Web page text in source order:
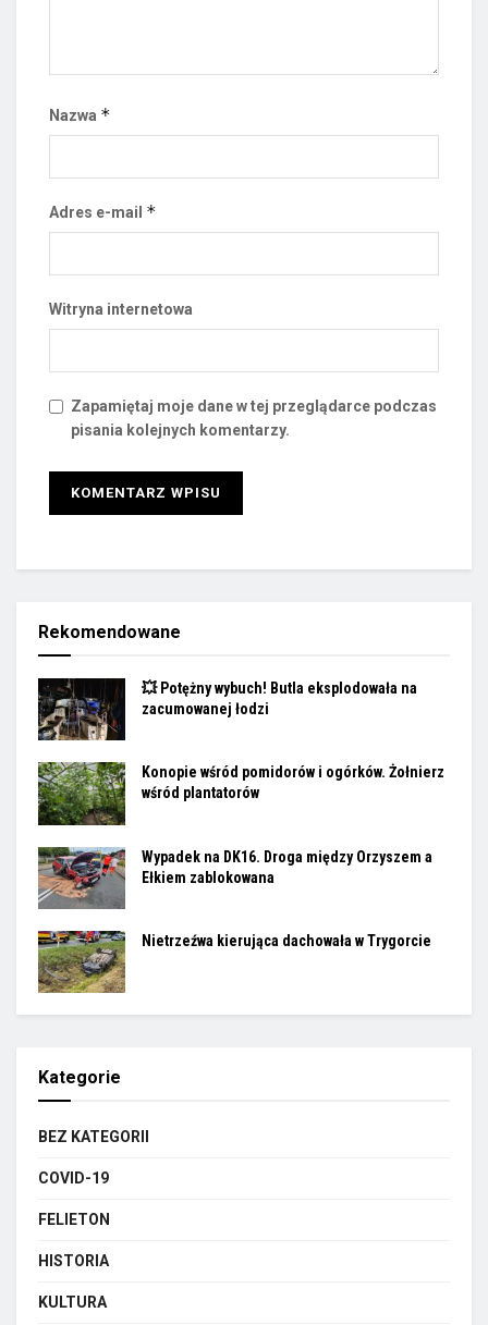
Nazwa *
Adres e-mail *
Witryna internetowa
Zapamiętaj moje dane w tej przeglądarce podczas
pisania kolejnych komentarzy.
Rekomendowane
💥 Potężny wybuch! Butla eksplodowała na
zacumowanej łodzi
Konopie wśród pomidorów i ogórków. Żołnierz
wśród plantatorów
Wypadek na DK16. Droga między Orzyszem a
Ełkiem zablokowana
Nietrzeźwa kierująca dachowała w Trygorcie
Kategorie
BEZ KATEGORII
COVID-19
FELIETON
HISTORIA
KULTURA